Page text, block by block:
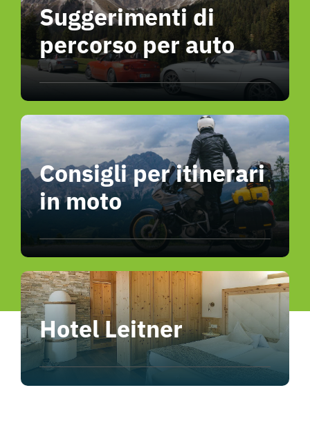
Suggerimenti di
percorso per auto
Consigli per itinerari
in moto
Hotel Leitner